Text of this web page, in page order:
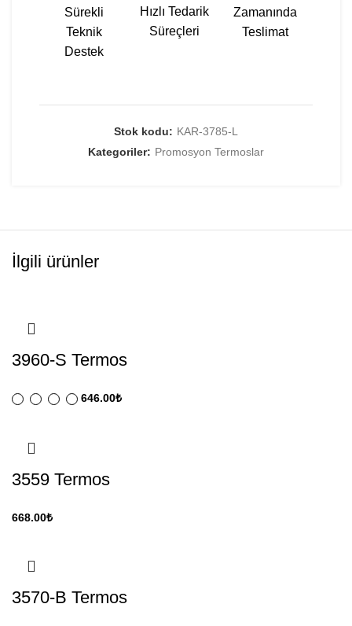
Sürekli
Teknik
Destek
Hızlı Tedarik
Süreçleri
Zamanında
Teslimat
Stok kodu: KAR-3785-L
Kategoriler: Promosyon Termoslar
İlgili ürünler
3960-S Termos
646.00₺
3559 Termos
668.00₺
3570-B Termos